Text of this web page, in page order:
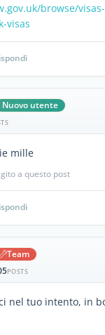
browse/visas-
visas
Nuovo utente
mille
a questo post
Team
POSTS
nel tuo intento, in